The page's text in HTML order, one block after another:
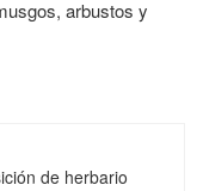
arbustos y
de herbario